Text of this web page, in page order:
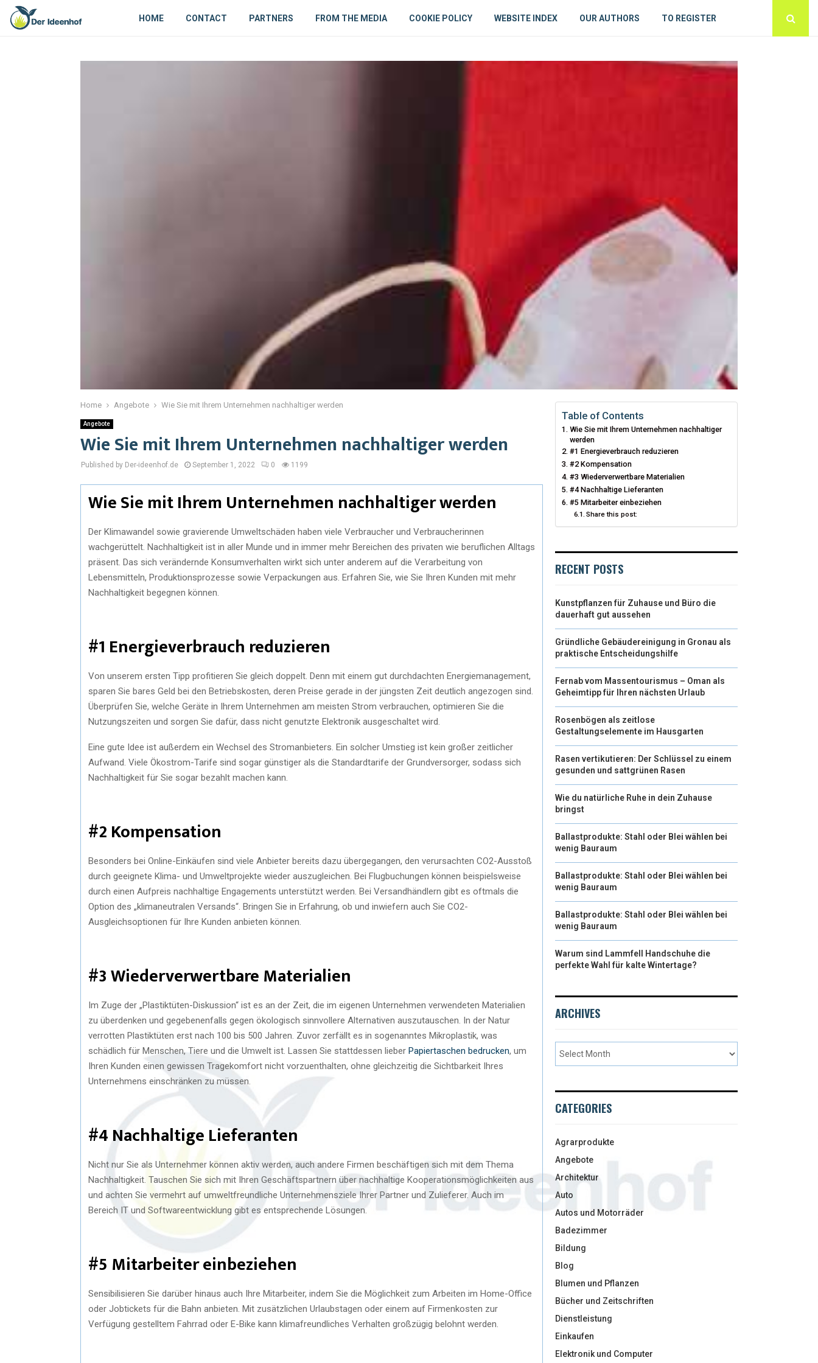
HOME CONTACT PARTNERS FROM THE MEDIA COOKIE POLICY WEBSITE INDEX OUR AUTHORS TO REGISTER
Home Angebote Wie Sie mit Ihrem Unternehmen nachhaltiger werden
Angebote
Wie Sie mit Ihrem Unternehmen nachhaltiger werden
Published by Der-ideenhof.de September 1, 2022 0 1199
Wie Sie mit Ihrem Unternehmen nachhaltiger werden
Der Klimawandel sowie gravierende Umweltschäden haben viele Verbraucher und Verbraucherinnen
wachgerüttelt. Nachhaltigkeit ist in aller Munde und in immer mehr Bereichen des privaten wie beruflichen Alltags
präsent. Das sich verändernde Konsumverhalten wirkt sich unter anderem auf die Verarbeitung von
Lebensmitteln, Produktionsprozesse sowie Verpackungen aus. Erfahren Sie, wie Sie Ihren Kunden mit mehr
Nachhaltigkeit begegnen können.
#1 Energieverbrauch reduzieren
Von unserem ersten Tipp profitieren Sie gleich doppelt. Denn mit einem gut durchdachten Energiemanagement,
sparen Sie bares Geld bei den Betriebskosten, deren Preise gerade in der jüngsten Zeit deutlich angezogen sind.
Überprüfen Sie, welche Geräte in Ihrem Unternehmen am meisten Strom verbrauchen, optimieren Sie die
Nutzungszeiten und sorgen Sie dafür, dass nicht genutzte Elektronik ausgeschaltet wird.
Eine gute Idee ist außerdem ein Wechsel des Stromanbieters. Ein solcher Umstieg ist kein großer zeitlicher
Aufwand. Viele Ökostrom-Tarife sind sogar günstiger als die Standardtarife der Grundversorger, sodass sich
Nachhaltigkeit für Sie sogar bezahlt machen kann.
#2 Kompensation
Besonders bei Online-Einkäufen sind viele Anbieter bereits dazu übergegangen, den verursachten CO2-Ausstoß
durch geeignete Klima- und Umweltprojekte wieder auszugleichen. Bei Flugbuchungen können beispielsweise
durch einen Aufpreis nachhaltige Engagements unterstützt werden. Bei Versandhändlern gibt es oftmals die
Option des „klimaneutralen Versands“. Bringen Sie in Erfahrung, ob und inwiefern auch Sie CO2-
Ausgleichsoptionen für Ihre Kunden anbieten können.
#3 Wiederverwertbare Materialien
Im Zuge der „Plastiktüten-Diskussion“ ist es an der Zeit, die im eigenen Unternehmen verwendeten Materialien
zu überdenken und gegebenenfalls gegen ökologisch sinnvollere Alternativen auszutauschen. In der Natur
verrotten Plastiktüten erst nach 100 bis 500 Jahren. Zuvor zerfällt es in sogenanntes Mikroplastik, was
schädlich für Menschen, Tiere und die Umwelt ist. Lassen Sie stattdessen lieber Papiertaschen bedrucken, um
Ihren Kunden einen gewissen Tragekomfort nicht vorzuenthalten, ohne gleichzeitig die Sichtbarkeit Ihres
Unternehmens einschränken zu müssen.
#4 Nachhaltige Lieferanten
Nicht nur Sie als Unternehmer können aktiv werden, auch andere Firmen beschäftigen sich mit dem Thema
Nachhaltigkeit. Tauschen Sie sich mit Ihren Geschäftspartnern über nachhaltige Kooperationsmöglichkeiten aus
und achten Sie vermehrt auf umweltfreundliche Unternehmensziele Ihrer Partner und Zulieferer. Auch im
Bereich IT und Softwareentwicklung gibt es entsprechende Lösungen.
#5 Mitarbeiter einbeziehen
Sensibilisieren Sie darüber hinaus auch Ihre Mitarbeiter, indem Sie die Möglichkeit zum Arbeiten im Home-Office
oder Jobtickets für die Bahn anbieten. Mit zusätzlichen Urlaubstagen oder einem auf Firmenkosten zur
Verfügung gestelltem Fahrrad oder E-Bike kann klimafreundliches Verhalten großzügig belohnt werden.
Table of Contents
Wie Sie mit Ihrem Unternehmen nachhaltiger
werden
#1 Energieverbrauch reduzieren
#2 Kompensation
#3 Wiederverwertbare Materialien
#4 Nachhaltige Lieferanten
#5 Mitarbeiter einbeziehen
Share this post:
RECENT POSTS
Kunstpflanzen für Zuhause und Büro die
dauerhaft gut aussehen
Gründliche Gebäudereinigung in Gronau als
praktische Entscheidungshilfe
Fernab vom Massentourismus – Oman als
Geheimtipp für Ihren nächsten Urlaub
Rosenbögen als zeitlose
Gestaltungselemente im Hausgarten
Rasen vertikutieren: Der Schlüssel zu einem
gesunden und sattgrünen Rasen
Wie du natürliche Ruhe in dein Zuhause
bringst
Ballastprodukte: Stahl oder Blei wählen bei
wenig Bauraum
Ballastprodukte: Stahl oder Blei wählen bei
wenig Bauraum
Ballastprodukte: Stahl oder Blei wählen bei
wenig Bauraum
Warum sind Lammfell Handschuhe die
perfekte Wahl für kalte Wintertage?
ARCHIVES
CATEGORIES
Agrarprodukte
Angebote
Architektur
Auto
Autos und Motorräder
Badezimmer
Bildung
Blog
Blumen und Pflanzen
Bücher und Zeitschriften
Dienstleistung
Einkaufen
Elektronik und Computer